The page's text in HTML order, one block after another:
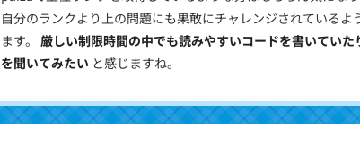
自分のランクより上の問題にも果敢にチャレンジされている
ます。 厳しい制限時間の中でも読みやすいコードを書いてい
を聞いてみたい と感じますね。